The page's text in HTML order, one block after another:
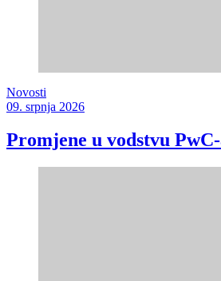
Novosti
09. srpnja 2026
Promjene u vodstvu